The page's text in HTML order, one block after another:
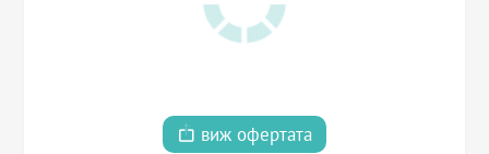
виж офертата